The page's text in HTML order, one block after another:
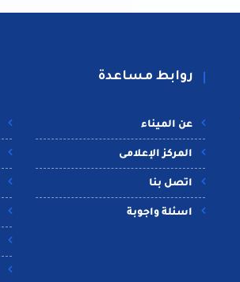
روابط مساعدة
عن الميناء
المركز الإعلامى
اتصل بنا
اسئلة واجوبة